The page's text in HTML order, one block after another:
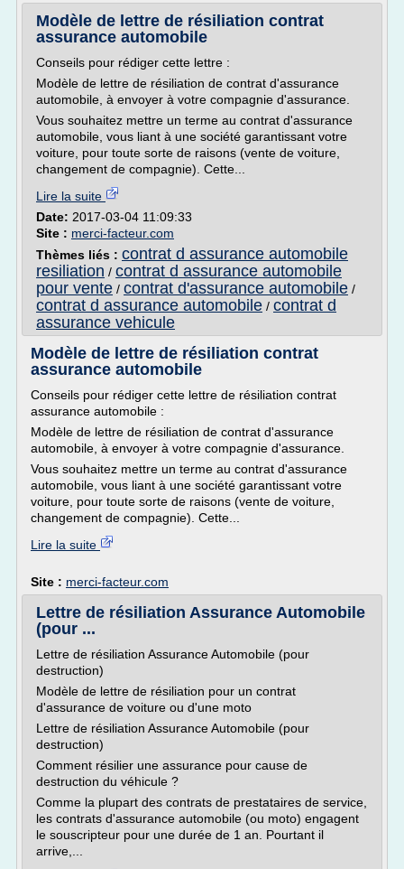
Modèle de lettre de résiliation contrat
assurance automobile
Conseils pour rédiger cette lettre :
Modèle de lettre de résiliation de contrat d'assurance
automobile, à envoyer à votre compagnie d'assurance.
Vous souhaitez mettre un terme au contrat d'assurance
automobile, vous liant à une société garantissant votre
voiture, pour toute sorte de raisons (vente de voiture,
changement de compagnie). Cette...
Lire la suite
Date: 2017-03-04 11:09:33
Site : merci-facteur.com
Thèmes liés : contrat d assurance automobile
resiliation / contrat d assurance automobile
pour vente / contrat d'assurance automobile /
contrat d assurance automobile / contrat d
assurance vehicule
Modèle de lettre de résiliation contrat
assurance automobile
Conseils pour rédiger cette lettre de résiliation contrat
assurance automobile :
Modèle de lettre de résiliation de contrat d'assurance
automobile, à envoyer à votre compagnie d'assurance.
Vous souhaitez mettre un terme au contrat d'assurance
automobile, vous liant à une société garantissant votre
voiture, pour toute sorte de raisons (vente de voiture,
changement de compagnie). Cette...
Lire la suite
Site : merci-facteur.com
Lettre de résiliation Assurance Automobile
(pour ...
Lettre de résiliation Assurance Automobile (pour
destruction)
Modèle de lettre de résiliation pour un contrat
d'assurance de voiture ou d'une moto
Lettre de résiliation Assurance Automobile (pour
destruction)
Comment résilier une assurance pour cause de
destruction du véhicule ?
Comme la plupart des contrats de prestataires de service,
les contrats d'assurance automobile (ou moto) engagent
le souscripteur pour une durée de 1 an. Pourtant il
arrive,...